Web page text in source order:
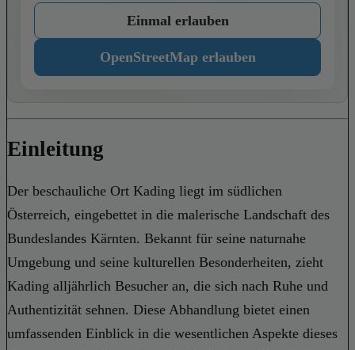
Einmal erlauben
OpenStreetMap erlauben
Einleitung
Der beschauliche Ort Kading liegt im südlichen
Österreich, eingebettet in die malerische Landschaft des
Bundeslandes Kärnten. Bekannt für seine naturnahe
Umgebung und seine kulturellen Besonderheiten, zieht
Kading alljährlich Besucher an, die sich nach Ruhe und
Authentizität sehnen. Diese Abhandlung bietet einen
umfassenden Einblick in die wesentlichen Aspekte dieses